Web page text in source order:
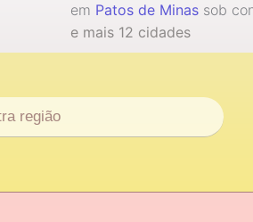
em Patos de Minassob
e mais 12 cidades